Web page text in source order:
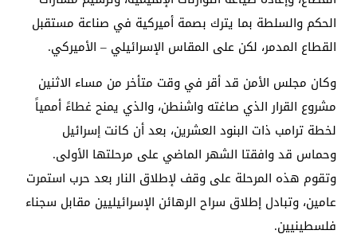
الحكم والسلطة بما يترك بصمة أميركية في صناعة مستقبل
القطاع المدمر، لكن على المقاس الإسرائيلي – الأميركي.
وكان مجلس الأمن قد أقر في وقت متأخر من مساء الاثنين
مشروع القرار الذي صاغته واشنطن، والذي يمنح غطاءً أممياً
لخطة ترامب ذات البنود العشرين، بعد أن كانت إسرائيل
وحماس قد وافقتا الشهر الماضي على مرحلتها الأولى.
وتقوم هذه المرحلة على وقف لإطلاق النار بعد حرب استمرت
عامين، وتبادل إطلاق سراح الرهائن الإسرائيليين مقابل سجناء
فلسطينيين.